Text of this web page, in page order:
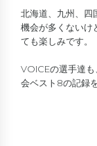
北海道、九州、四
機会が多くないけ
ても楽しみです。
VOICEの選手達
会ベスト8の記録